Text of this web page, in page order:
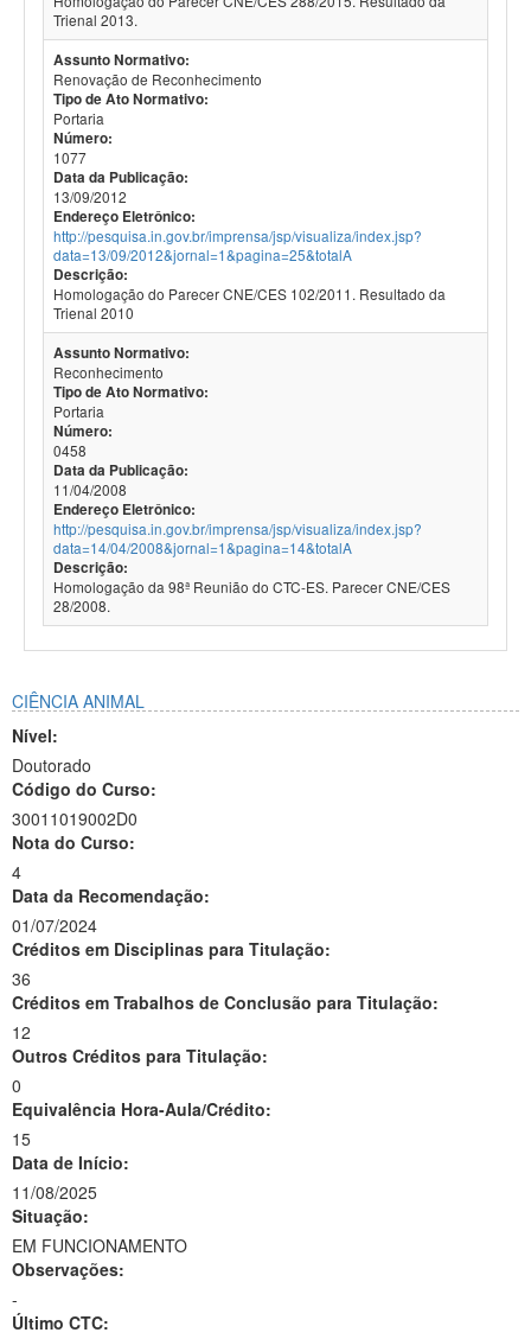
Trienal 2013.
Assunto Normativo:
Renovação de Reconhecimento
Tipo de Ato Normativo:
Portaria
Número:
1077
Data da Publicação:
13/09/2012
Endereço Eletrônico:
http://pesquisa.in.gov.br/imprensa/jsp/visualiza/index.jsp?
data=13/09/2012&jornal=1&pagina=25&totalA
Descrição:
Homologação do Parecer CNE/CES 102/2011. Resultado da
Trienal 2010
Assunto Normativo:
Reconhecimento
Tipo de Ato Normativo:
Portaria
Número:
0458
Data da Publicação:
11/04/2008
Endereço Eletrônico:
http://pesquisa.in.gov.br/imprensa/jsp/visualiza/index.jsp?
data=14/04/2008&jornal=1&pagina=14&totalA
Descrição:
Homologação da 98ª Reunião do CTC-ES. Parecer CNE/CES
28/2008.
CIÊNCIA ANIMAL
Nível:
Doutorado
Código do Curso:
30011019002D0
Nota do Curso:
4
Data da Recomendação:
01/07/2024
Créditos em Disciplinas para Titulação:
36
Créditos em Trabalhos de Conclusão para Titulação:
12
Outros Créditos para Titulação:
0
Equivalência Hora-Aula/Crédito:
15
Data de Início:
11/08/2025
Situação:
EM FUNCIONAMENTO
Observações:
-
Último CTC: